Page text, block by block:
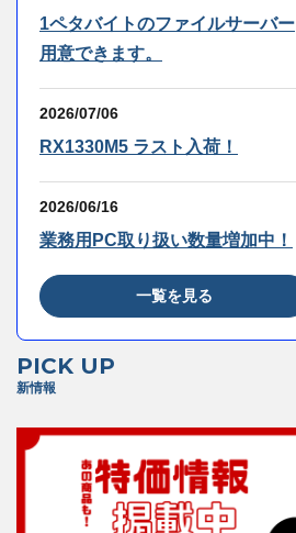
1ペタバイトのファイルサーバー
用意できます。
2026/07/06
RX1330M5 ラスト入荷！
2026/06/16
業務用PC取り扱い数量増加中！
一覧を見る
PICK UP
新情報